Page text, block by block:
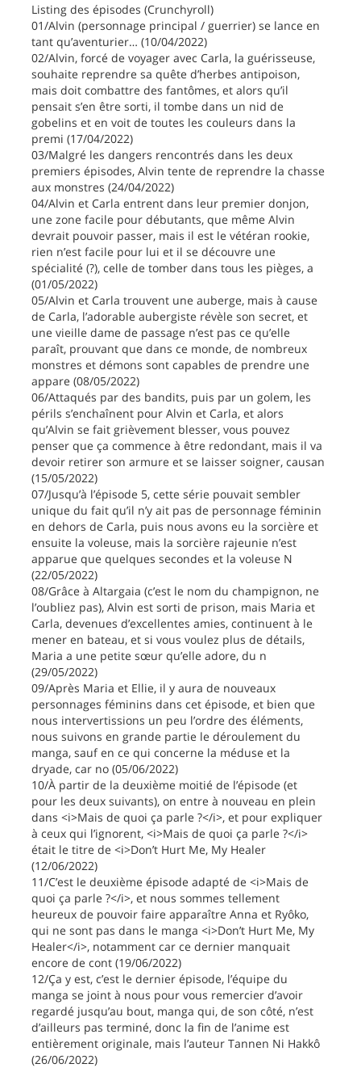
Listing des épisodes (Crunchyroll)
01/Alvin (personnage principal / guerrier) se lance en
tant qu’aventurier… (10/04/2022)
02/Alvin, forcé de voyager avec Carla, la guérisseuse,
souhaite reprendre sa quête d’herbes antipoison,
mais doit combattre des fantômes, et alors qu’il
pensait s’en être sorti, il tombe dans un nid de
gobelins et en voit de toutes les couleurs dans la
premi (17/04/2022)
03/Malgré les dangers rencontrés dans les deux
premiers épisodes, Alvin tente de reprendre la chasse
aux monstres (24/04/2022)
04/Alvin et Carla entrent dans leur premier donjon,
une zone facile pour débutants, que même Alvin
devrait pouvoir passer, mais il est le vétéran rookie,
rien n’est facile pour lui et il se découvre une
spécialité (?), celle de tomber dans tous les pièges, a
(01/05/2022)
05/Alvin et Carla trouvent une auberge, mais à cause
de Carla, l’adorable aubergiste révèle son secret, et
une vieille dame de passage n’est pas ce qu’elle
paraît, prouvant que dans ce monde, de nombreux
monstres et démons sont capables de prendre une
appare (08/05/2022)
06/Attaqués par des bandits, puis par un golem, les
périls s’enchaînent pour Alvin et Carla, et alors
qu’Alvin se fait grièvement blesser, vous pouvez
penser que ça commence à être redondant, mais il va
devoir retirer son armure et se laisser soigner, causan
(15/05/2022)
07/Jusqu’à l’épisode 5, cette série pouvait sembler
unique du fait qu’il n’y ait pas de personnage féminin
en dehors de Carla, puis nous avons eu la sorcière et
ensuite la voleuse, mais la sorcière rajeunie n’est
apparue que quelques secondes et la voleuse N
(22/05/2022)
08/Grâce à Altargaia (c’est le nom du champignon, ne
l’oubliez pas), Alvin est sorti de prison, mais Maria et
Carla, devenues d’excellentes amies, continuent à le
mener en bateau, et si vous voulez plus de détails,
Maria a une petite sœur qu’elle adore, du n
(29/05/2022)
09/Après Maria et Ellie, il y aura de nouveaux
personnages féminins dans cet épisode, et bien que
nous intervertissions un peu l’ordre des éléments,
nous suivons en grande partie le déroulement du
manga, sauf en ce qui concerne la méduse et la
dryade, car no (05/06/2022)
10/À partir de la deuxième moitié de l’épisode (et
pour les deux suivants), on entre à nouveau en plein
dans <i>Mais de quoi ça parle ?</i>, et pour expliquer
à ceux qui l’ignorent, <i>Mais de quoi ça parle ?</i>
était le titre de <i>Don’t Hurt Me, My Healer
(12/06/2022)
11/C’est le deuxième épisode adapté de <i>Mais de
quoi ça parle ?</i>, et nous sommes tellement
heureux de pouvoir faire apparaître Anna et Ryôko,
qui ne sont pas dans le manga <i>Don’t Hurt Me, My
Healer</i>, notamment car ce dernier manquait
encore de cont (19/06/2022)
12/Ça y est, c’est le dernier épisode, l’équipe du
manga se joint à nous pour vous remercier d’avoir
regardé jusqu’au bout, manga qui, de son côté, n’est
d’ailleurs pas terminé, donc la fin de l’anime est
entièrement originale, mais l’auteur Tannen Ni Hakkô
(26/06/2022)